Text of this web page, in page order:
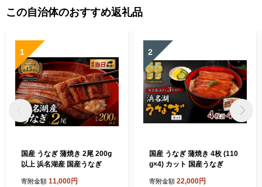
この自治体のおすすめ返礼品
1
国産 うなぎ 蒲焼き 2尾 200g
以上 浜名湖産 国産うなぎ
寄附金額 11,000円
2
国産 うなぎ 蒲焼き 4枚 (110
g×4) カット 国産うなぎ
寄附金額 22,000円